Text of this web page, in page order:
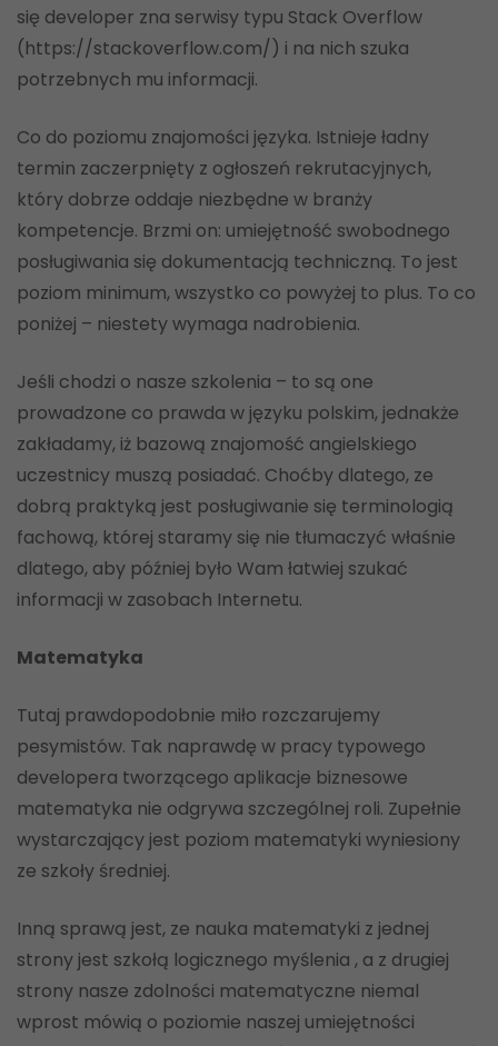
się developer zna serwisy typu Stack Overflow
(https://stackoverflow.com/) i na nich szuka
potrzebnych mu informacji.
Co do poziomu znajomości języka. Istnieje ładny
termin zaczerpnięty z ogłoszeń rekrutacyjnych,
który dobrze oddaje niezbędne w branży
kompetencje. Brzmi on: umiejętność swobodnego
posługiwania się dokumentacją techniczną. To jest
poziom minimum, wszystko co powyżej to plus. To co
poniżej – niestety wymaga nadrobienia.
Jeśli chodzi o nasze szkolenia – to są one
prowadzone co prawda w języku polskim, jednakże
zakładamy, iż bazową znajomość angielskiego
uczestnicy muszą posiadać. Choćby dlatego, ze
dobrą praktyką jest posługiwanie się terminologią
fachową, której staramy się nie tłumaczyć właśnie
dlatego, aby później było Wam łatwiej szukać
informacji w zasobach Internetu.
Matematyka
Tutaj prawdopodobnie miło rozczarujemy
pesymistów. Tak naprawdę w pracy typowego
developera tworzącego aplikacje biznesowe
matematyka nie odgrywa szczególnej roli. Zupełnie
wystarczający jest poziom matematyki wyniesiony
ze szkoły średniej.
Inną sprawą jest, ze nauka matematyki z jednej
strony jest szkołą logicznego myślenia , a z drugiej
strony nasze zdolności matematyczne niemal
wprost mówią o poziomie naszej umiejętności